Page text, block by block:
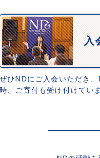
入
ぜひNDにご入会いただき
時、ご寄付も受け付けてい